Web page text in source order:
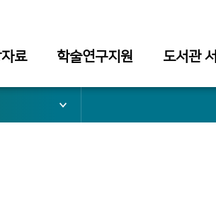
료 학술연구지원 도서관